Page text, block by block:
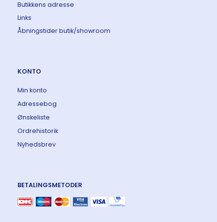
Butikkens adresse
Links
Åbningstider butik/showroom
KONTO
Min konto
Adressebog
Ønskeliste
Ordrehistorik
Nyhedsbrev
BETALINGSMETODER